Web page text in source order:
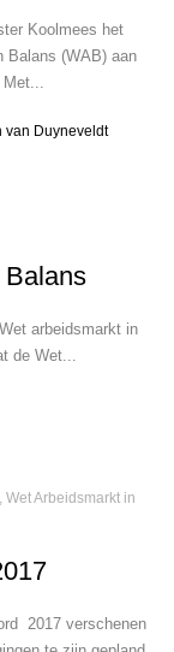
Koolmees het
Balans (WAB) aan
Met...
van Duyneveldt
arbeidsmarkt in
de Wet...
,Wet Arbeidsmarkt in
2017 verschenen